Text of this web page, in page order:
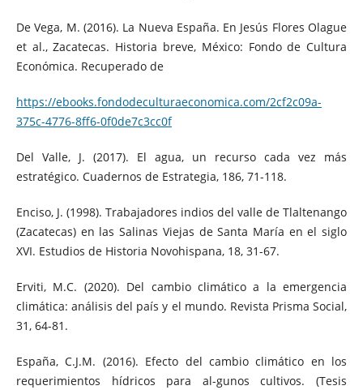
De Vega, M. (2016). La Nueva España. En Jesús Flores Olague
et al., Zacatecas. Historia breve, México: Fondo de Cultura
Económica. Recuperado de
https://ebooks.fondodeculturaeconomica.com/2cf2c09a-
375c-4776-8ff6-0f0de7c3cc0f
Del Valle, J. (2017). El agua, un recurso cada vez más
estratégico. Cuadernos de Estrategia, 186, 71-118.
Enciso, J. (1998). Trabajadores indios del valle de Tlaltenango
(Zacatecas) en las Salinas Viejas de Santa María en el siglo
XVI. Estudios de Historia Novohispana, 18, 31-67.
Erviti, M.C. (2020). Del cambio climático a la emergencia
climática: análisis del país y el mundo. Revista Prisma Social,
31, 64-81.
España, C.J.M. (2016). Efecto del cambio climático en los
requerimientos hídricos para al-gunos cultivos. (Tesis